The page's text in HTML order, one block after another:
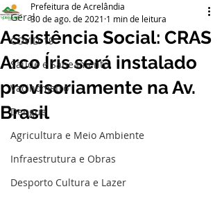
Geral
COVID-19
Saúde e Saneamento
Vacinômetro
Dengue
Agricultura e Meio Ambiente
Infraestrutura e Obras
Desporto Cultura e Lazer
Assistência Social: CRAS
Arco Íris será instalado
provisoriamente na Av.
Brasil
Prefeitura de Acrelândia
30 de ago. de 2021 1 min de leitura